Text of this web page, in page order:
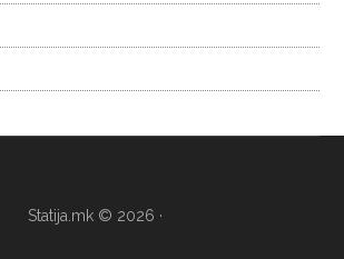
Statija.mk © 2026 ·